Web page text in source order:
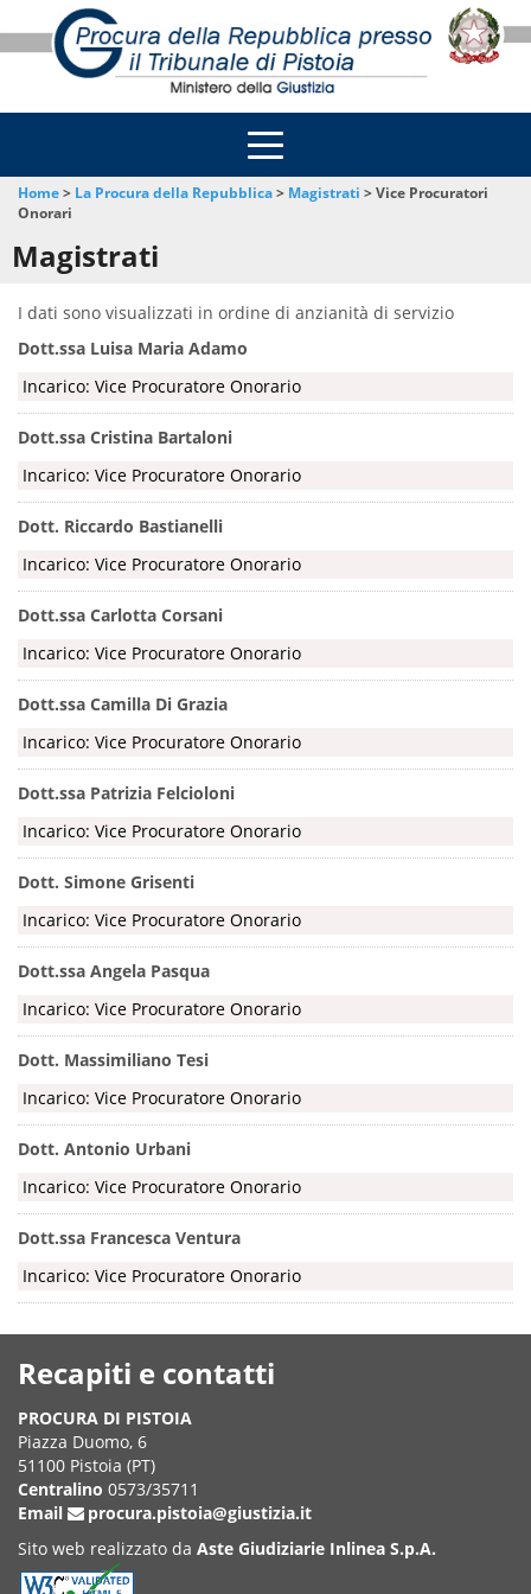
Home> La Procura della Repubblica> Magistrati >Vice Procuratori
Onorari
Magistrati
I dati sono visualizzati in ordine di anzianità di servizio
Dott.ssa Luisa Maria Adamo
Incarico: Vice Procuratore Onorario
Dott.ssa Cristina Bartaloni
Incarico: Vice Procuratore Onorario
Dott. Riccardo Bastianelli
Incarico: Vice Procuratore Onorario
Dott.ssa Carlotta Corsani
Incarico: Vice Procuratore Onorario
Dott.ssa Camilla Di Grazia
Incarico: Vice Procuratore Onorario
Dott.ssa Patrizia Felcioloni
Incarico: Vice Procuratore Onorario
Dott. Simone Grisenti
Incarico: Vice Procuratore Onorario
Dott.ssa Angela Pasqua
Incarico: Vice Procuratore Onorario
Dott. Massimiliano Tesi
Incarico: Vice Procuratore Onorario
Dott. Antonio Urbani
Incarico: Vice Procuratore Onorario
Dott.ssa Francesca Ventura
Incarico: Vice Procuratore Onorario
Recapiti e contatti
PROCURA DI PISTOIA
Piazza Duomo, 6
51100 Pistoia (PT)
Centralino 0573/35711
Email
procura.pistoia@giustizia.it
Sito web realizzato da Aste Giudiziarie Inlinea S.p.A.